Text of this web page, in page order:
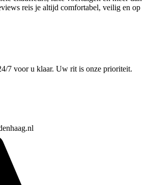
reis je altijd comfortabel, veilig en op
7 voor u klaar. Uw rit is onze prioriteit.